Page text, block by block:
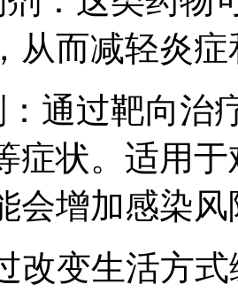
从而减轻炎
通过靶向治
症状。适用
会增加感染
改变生活方